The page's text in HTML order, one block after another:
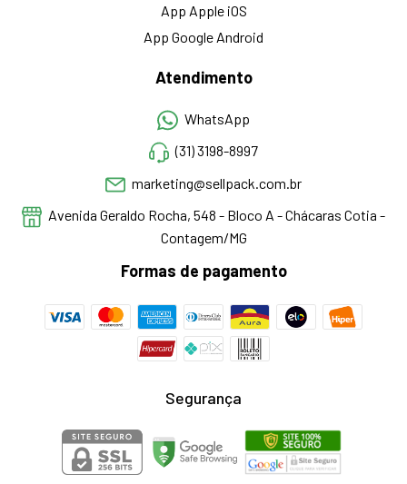
App Apple iOS
App Google Android
Atendimento
WhatsApp
(31) 3198-8997
marketing@sellpack.com.br
Avenida Geraldo Rocha, 548 - Bloco A - Chácaras Cotia -
Contagem/MG
Formas de pagamento
Segurança